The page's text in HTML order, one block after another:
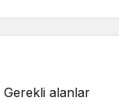
Gerekli alanlar